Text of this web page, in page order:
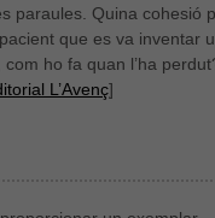
paraules. Quina cohesió
que es va inventar
ho fa quan l’ha
L’Avenç]